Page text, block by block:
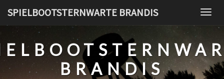
content
SPIELBOOTSTERNWARTE BRANDIS
BRANDIS